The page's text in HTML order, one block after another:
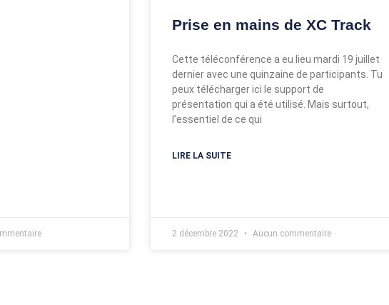
Prise en mains de XC Track
Cette téléconférence a eu lieu mardi 19 juillet
dernier avec une quinzaine de participants. Tu
peux télécharger ici le support de
présentation qui a été utilisé. Mais surtout,
l’essentiel de ce qui
LIRE LA SUITE
2 décembre 2022 Aucun commentaire